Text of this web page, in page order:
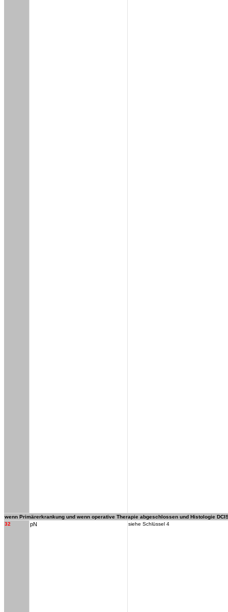
wenn Primärerkrankung und wenn operative Therapie abgeschlossen und Histologie
32
pN siehe Schlüssel 4